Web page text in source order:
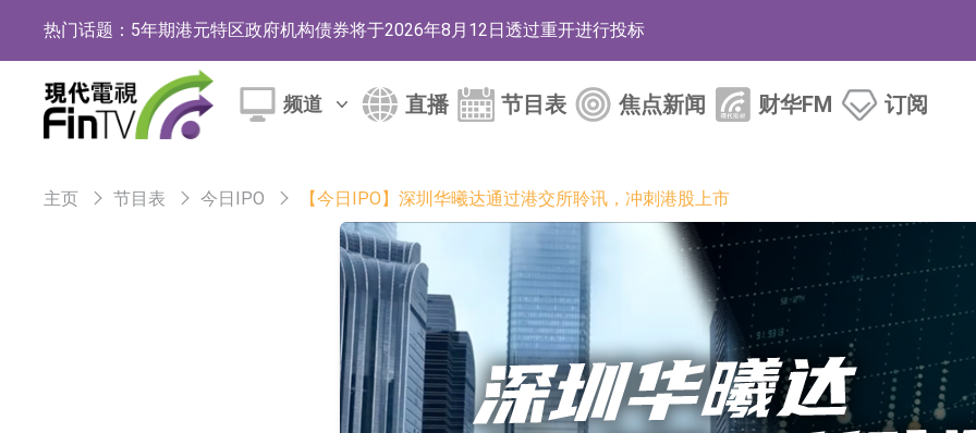
热门话题： 5年期港元特区政府机构债券将于2026年8月12日透过重开进行投标
1年期港元隔夜平均指数挂钩债券将于2026年8月12日进行投标
香港证监会就中国糖果前高管的失当行为取得13年取消资格令
【异动股】港股涨幅榜前十，生物系统工程股权(02902.HK)涨+218.75%，敏捷控股(00186.HK)涨+82.50%
地纬智能：暂未开展对外的语料商业化服务
嘉立创：公司主要提供EDA/CAM、PCB、电子元器件等电子及机械产业链一站式研发智造服务
工信部：鼓励民爆企业依法依规实施重组整合
工信部：到2030年形成3-5家具有较强国际运营能力的大型民爆企业集团
因美纳：首批由中国生产制造基地生产的本土化产品完成客户交付
频道 直播 节目表 焦点新闻 财华FM 订阅
主页 节目表 今日IPO 【今日IPO】深圳华曦达通过港交所聆讯，冲刺港股上市